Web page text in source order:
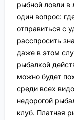
рыбной ловли в
один вопрос:
отправиться с
расспросить
даже в этом
рыбалкой
можно будет
среди всех
недорогой
клуб. Платная